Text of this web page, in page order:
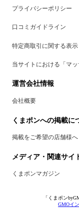
プライバシーポリシー
口コミガイドライン
特定商取引に関する表示
当サイトにおける「マ
運営会社情報
会社概要
くまポンへの掲載に
掲載をご希望の店舗様へ
メディア・関連サイ
くまポンマガジン
「くまポン
GMOイ